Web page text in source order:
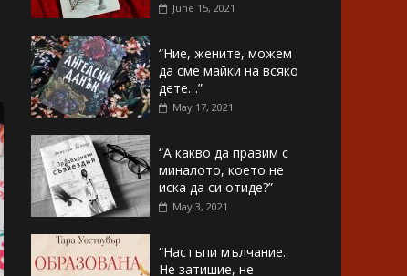
June 15, 2021
“Ние, жените, можем
да сме майки на всяко
дете…”
May 17, 2021
“А какво да правим с
миналото, което не
иска да си отиде?”
May 3, 2021
“Настъпи мълчание.
Не затишие, не